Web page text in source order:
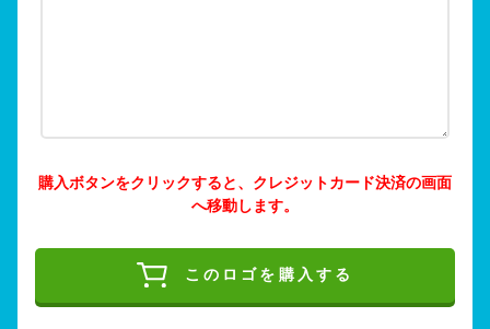
購入ボタンをクリックすると、クレジットカード決済の画面
へ移動します。
このロゴを購入する